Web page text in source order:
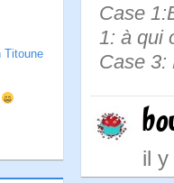
Titoune
Case
1: à qui
Case 3:
il